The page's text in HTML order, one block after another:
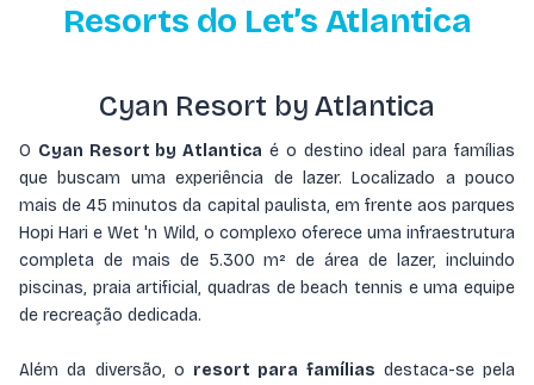
Resorts do Let’s Atlantica
Cyan Resort by Atlantica
O Cyan Resort by Atlantica é o destino ideal para famílias
que buscam uma experiência de lazer. Localizado a pouco
mais de 45 minutos da capital paulista, em frente aos parques
Hopi Hari e Wet 'n Wild, o complexo oferece uma infraestrutura
completa de mais de 5.300 m² de área de lazer, incluindo
piscinas, praia artificial, quadras de beach tennis e uma equipe
de recreação dedicada.
Além da diversão, o resort para famílias destaca-se pela